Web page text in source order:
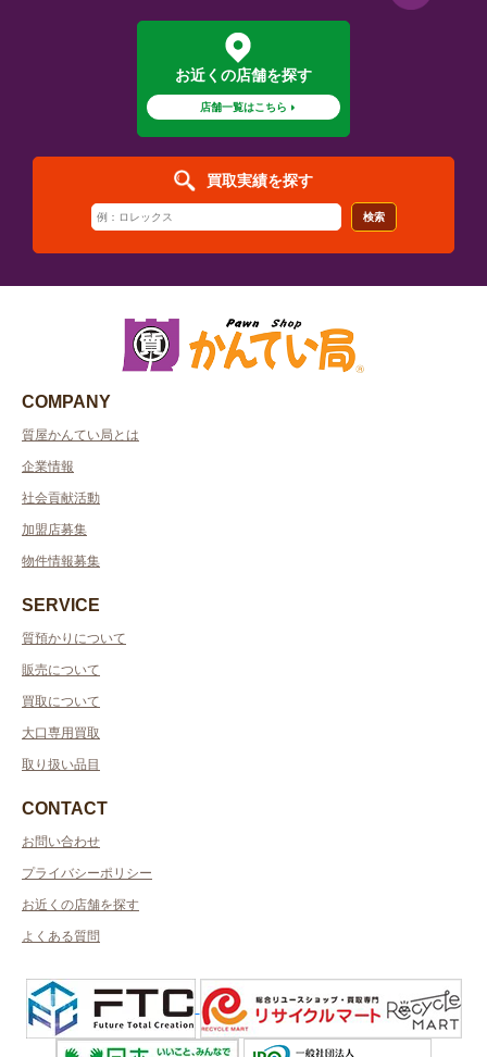
お近くの店舗を探す
店舗一覧はこちら
買取実績を探す
検索
COMPANY
質屋かんてい局とは
企業情報
社会貢献活動
加盟店募集
物件情報募集
SERVICE
質預かりについて
販売について
買取について
大口専用買取
取り扱い品目
CONTACT
お問い合わせ
プライバシーポリシー
お近くの店舗を探す
よくある質問